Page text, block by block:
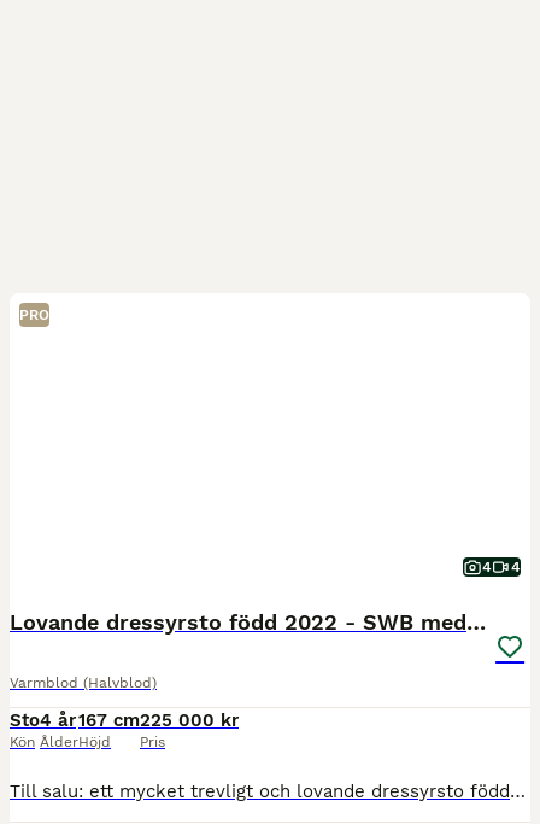
PRO
4 4
Lovande dressyrsto född 2022 - SWB med Toppstam
Varmblod (Halvblod)
Sto
Kön
4 år
Ålder
167 cm
Höjd
225 000 kr
Pris
Till salu: ett mycket trevligt och lovande dressyrsto född 2022 efter Glasgow 1438 med For Romance som morfar. Hon mäter ca 167 cm och har tre mycket attraktiva gångarter. En stor, härlig galopp, e